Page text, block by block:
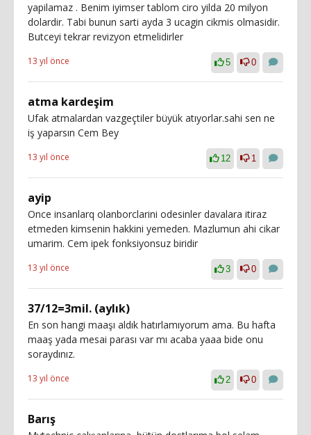
yapilamaz . Benim iyimser tablom ciro yilda 20 milyon
dolardir. Tabi bunun sarti ayda 3 ucagin cikmis olmasidir.
Butceyi tekrar revizyon etmelidirler
13 yıl önce 5 0
atma kardeşim
Ufak atmalardan vazgeçtiler büyük atıyorlar.sahi sen ne
iş yaparsın Cem Bey
13 yıl önce 12 1
ayip
Once insanlarq olanborclarini odesinler davalara itiraz
etmeden kimsenin hakkini yemeden. Mazlumun ahi cikar
umarim. Cem ipek fonksiyonsuz biridir
13 yıl önce 3 0
37/12=3mil. (aylık)
En son hangi maaşı aldık hatırlamıyorum ama. Bu hafta
maaş yada mesai parası var mı acaba yaaa bide onu
soraydınız.
13 yıl önce 2 0
Barış